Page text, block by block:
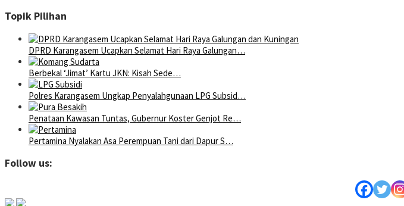
Topik Pilihan
DPRD Karangasem Ucapkan Selamat Hari Raya Galungan…
Berbekal ‘Jimat’ Kartu JKN: Kisah Sede…
Polres Karangasem Ungkap Penyalahgunaan LPG Subsid…
Penataan Kawasan Tuntas, Gubernur Koster Genjot Re…
Pertamina Nyalakan Asa Perempuan Tani dari Dapur S…
Follow us: